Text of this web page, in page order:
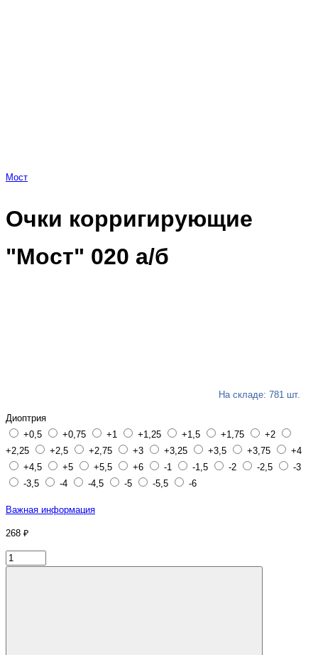
Мост
Очки корригирующие
"Мост" 020 а/б
На складе: 781 шт.
Диоптрия
+0,5
+0,75 +1 +1,25 +1,5 +1,75
+2
+2,25
+2,5 +2,75 +3 +3,25 +3,5 +3,75
+4
+4,5
+5 +5,5 +6 -1 -1,5 -2 -2,5
-3
-3,5
-4 -4,5 -5 -5,5 -6
Важная информация
268 ₽